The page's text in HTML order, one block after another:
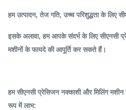
हम उत्पादन, तेज गति, उच्च परिशुद्धता के लिए
इसके अलावा, हम आपके संदर्भ के लिए सीएनसी
मशीनों के फायदे की आपूर्ति कर सकते हैं।
हम सीएनसी प्रेसिजन नक्काशी और मिलिंग
रूप में लाभ: